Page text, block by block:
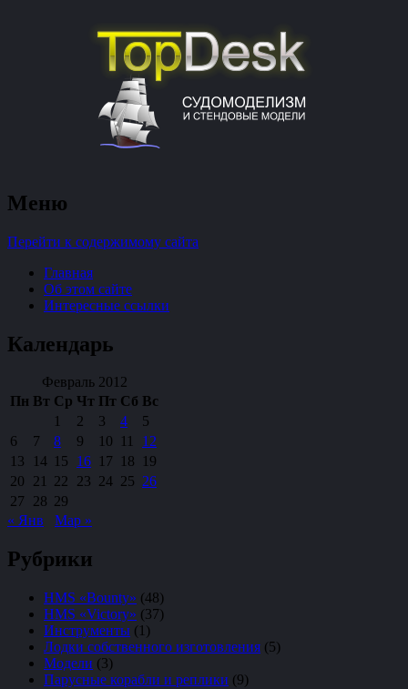
TopDesk
судомоделизм и стендовые модели
Меню
Перейти к содержимому сайта
Главная
Об этом сайте
Интересные ссылки
Календарь
Февраль 2012
Пн Вт Ср Чт Пт Сб Вс
1
2 3 4
5
6
7 8 9 10 11
12
13
14 15 16 17 18
19
20
21 22 23 24 25 26
27
28 29
« Янв
Мар »
Рубрики
HMS «Bounty» (48)
HMS «Victory» (37)
Инструменты (1)
Лодки собственного изготовления (5)
Модели (3)
Парусные корабли и реплики (9)